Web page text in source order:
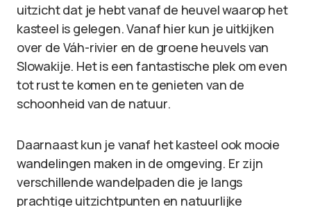
uitzicht dat je hebt vanaf de heuvel waarop het
kasteel is gelegen. Vanaf hier kun je uitkijken
over de Váh-rivier en de groene heuvels van
Slowakije. Het is een fantastische plek om even
tot rust te komen en te genieten van de
schoonheid van de natuur.
Daarnaast kun je vanaf het kasteel ook mooie
wandelingen maken in de omgeving. Er zijn
verschillende wandelpaden die je langs
prachtige uitzichtpunten en natuurlijke